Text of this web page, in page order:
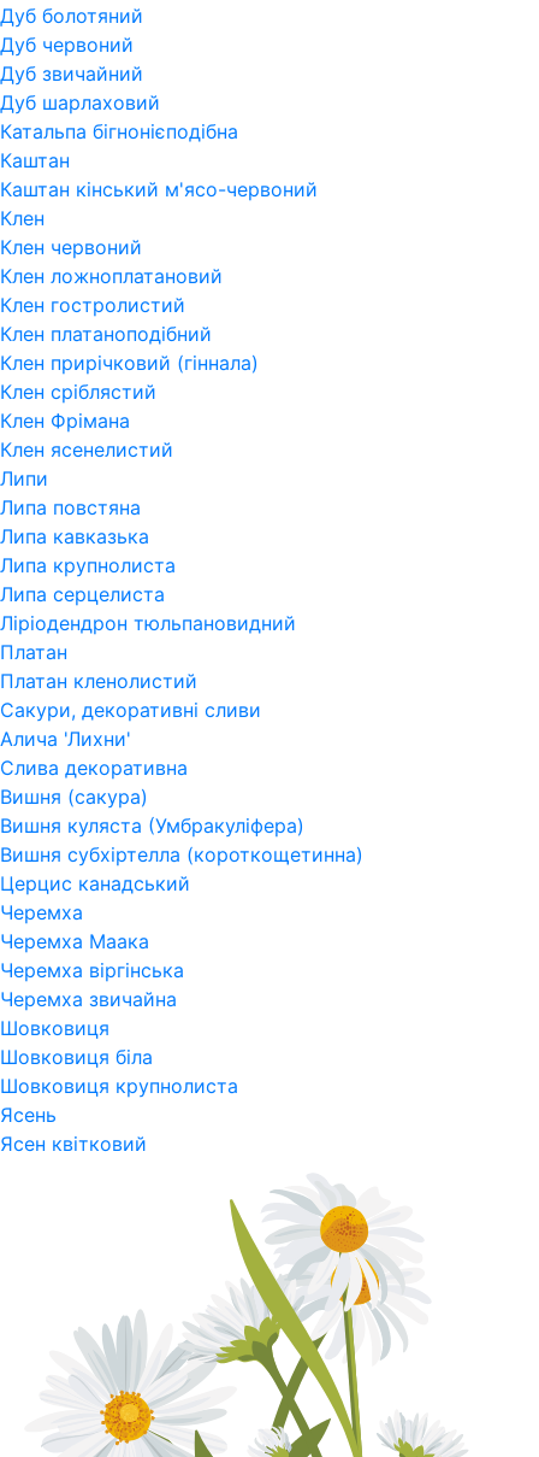
Дуб болотяний
Дуб червоний
Дуб звичайний
Дуб шарлаховий
Катальпа бігнонієподібна
Каштан
Каштан кінський м'ясо-червоний
Клен
Клен червоний
Клен ложноплатановий
Клен гостролистий
Клен платаноподібний
Клен прирічковий (гіннала)
Клен сріблястий
Клен Фрімана
Клен ясенелистий
Липи
Липа повстяна
Липа кавказька
Липа крупнолиста
Липа серцелиста
Ліріодендрон тюльпановидний
Платан
Платан кленолистий
Сакури, декоративні сливи
Алича 'Лихни'
Слива декоративна
Вишня (сакура)
Вишня куляста (Умбракуліфера)
Вишня субхіртелла (короткощетинна)
Церцис канадський
Черемха
Черемха Маака
Черемха віргінська
Черемха звичайна
Шовковиця
Шовковиця біла
Шовковиця крупнолиста
Ясень
Ясен квітковий